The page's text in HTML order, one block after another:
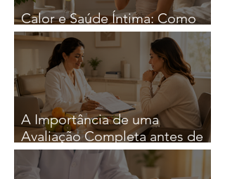
Calor e Saúde Íntima: Como
Reduzir o Risco de Infeções
A Importância de uma
Avaliação Completa antes de
iniciar qualquer Estratégia
Nutricional